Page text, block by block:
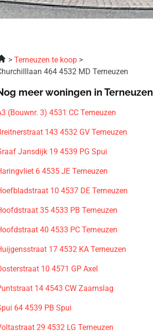
Terneuzen te koop
464 4532 MD Terneuzen
meer woningen in Terneuzen
(Bouwnr. 3) 4531 CC Terneuzen
143 4532 GV Terneuzen
Jansdijk 19 4539 PG Spui
6 4535 JE Terneuzen
10 4537 DE Terneuzen
35 4533 PB Terneuzen
40 4533 PC Terneuzen
17 4532 KA Terneuzen
10 4571 GP Axel
14 4543 CW Zaamslag
64 4539 PB Spui
29 4532 LG Terneuzen